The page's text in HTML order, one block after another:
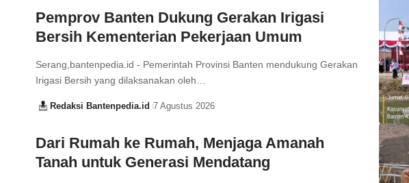
Pemprov Banten Dukung Gerakan Irigasi
Bersih Kementerian Pekerjaan Umum
Serang,bantenpedia.id - Pemerintah Provinsi Banten mendukung Gerakan
Irigasi Bersih yang dilaksanakan oleh…
Redaksi Bantenpedia.id 7 Agustus 2026
Dari Rumah ke Rumah, Menjaga Amanah
Tanah untuk Generasi Mendatang